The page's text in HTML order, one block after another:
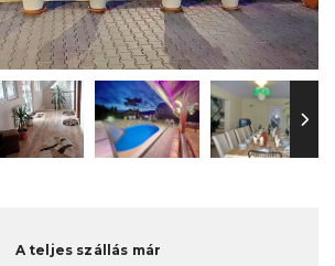
A teljes szállás már